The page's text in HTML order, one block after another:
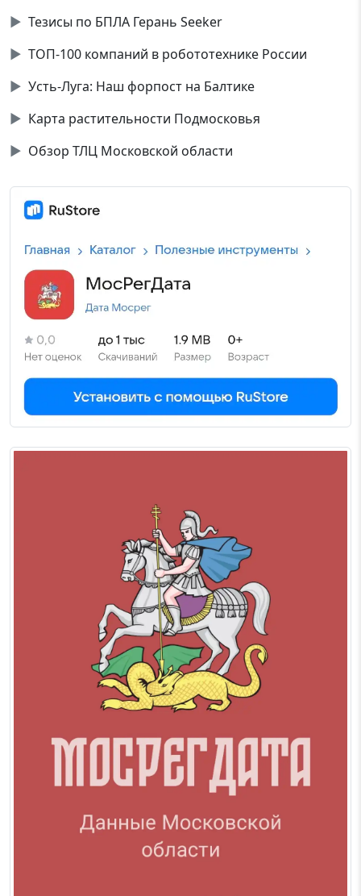
▶ Тезисы по БПЛА Герань Seeker
▶ ТОП-100 компаний в робототехнике России
▶ Усть-Луга: Наш форпост на Балтике
▶ Карта растительности Подмосковья
▶ Обзор ТЛЦ Московской области